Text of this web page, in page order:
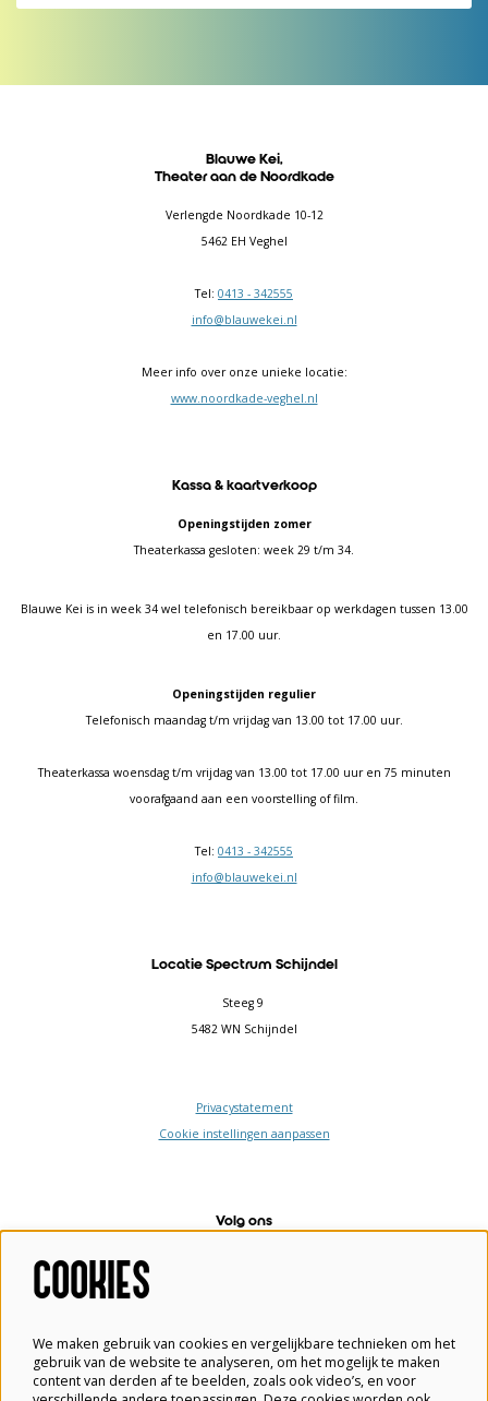
Blauwe Kei,
Theater aan de Noordkade
Verlengde Noordkade 10-12
5462 EH Veghel
Tel: 0413 - 342555
info@blauwekei.nl
Meer info over onze unieke locatie:
www.noordkade-veghel.nl
Kassa & kaartverkoop
Openingstijden zomer
Theaterkassa gesloten: week 29 t/m 34.
Blauwe Kei is in week 34 wel telefonisch bereikbaar op werkdagen tussen 13.00
en 17.00 uur.
Openingstijden regulier
Telefonisch maandag t/m vrijdag van 13.00 tot 17.00 uur.
Theaterkassa woensdag t/m vrijdag van 13.00 tot 17.00 uur en 75 minuten
voorafgaand aan een voorstelling of film.
Tel: 0413 - 342555
info@blauwekei.nl
Locatie Spectrum Schijndel
Steeg 9
5482 WN Schijndel
Privacystatement
Cookie instellingen aanpassen
Volg ons
COOKIES
We maken gebruik van cookies en vergelijkbare technieken om het
gebruik van de website te analyseren, om het mogelijk te maken
content van derden af te beelden, zoals ook video’s, en voor